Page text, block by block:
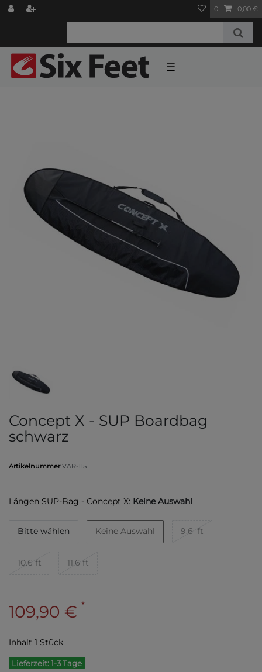
0 0,00 €
☰
Concept X - SUP Boardbag
schwarz
ArtikelnummerVAR-115
Längen SUP-Bag - Concept X: Keine Auswahl
Bitte wählen Keine Auswahl 9.6' ft
10.6 ft 11.6 ft
109,90 € *
Inhalt 1 Stück
Lieferzeit: 1-3 Tage